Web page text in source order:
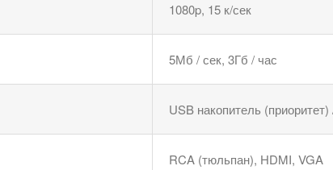
1080p, 15 к/сек
5Мб / сек, 3Гб / час
USB накопитель
RCA (тюльпан), HDMI, VGA